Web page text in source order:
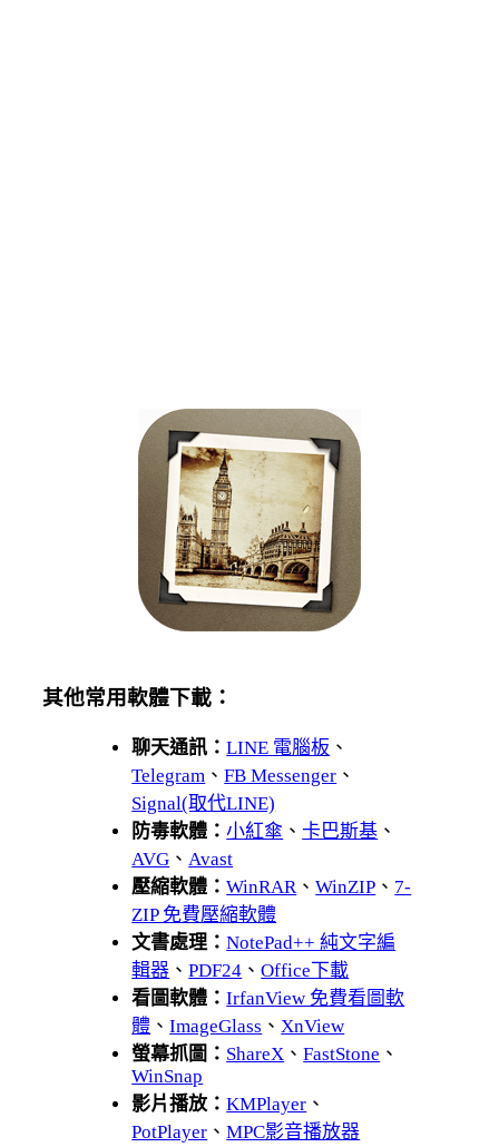
其他常用軟體下載：
聊天通訊：LINE 電腦板 、
Telegram 、FB Messenger 、
Signal(取代LINE)
防毒軟體：小紅傘 、卡巴斯基 、
AVG 、 Avast
壓縮軟體：WinRAR 、WinZIP 、 7-
ZIP 免費壓縮軟體
文書處理：NotePad++ 純文字編
輯器 、PDF24 、Office下載
看圖軟體：IrfanView 免費看圖軟
體 、ImageGlass 、 XnView
螢幕抓圖： ShareX 、FastStone 、
WinSnap
影片播放：KMPlayer 、
PotPlayer 、MPC影音播放器